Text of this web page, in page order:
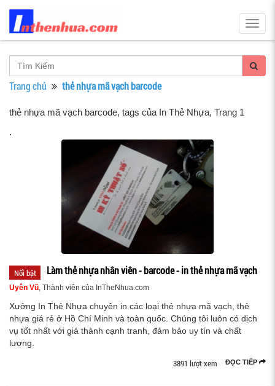
Trang chủ thẻ nhựa mã vạch barcode
thẻ nhựa mã vạch barcode, tags của In Thẻ Nhựa, Trang 1
.
Nổi bật Làm thẻ nhựa nhân viên - barcode - in thẻ nhựa mã vạch
Uyên Vũ, Thành viên của InTheNhua.com
Xưởng In Thẻ Nhựa chuyên in các loại thẻ nhựa mã vạch, thẻ
nhựa giá rẻ ở Hồ Chí Minh và toàn quốc. Chúng tôi luôn có dịch
vụ tốt nhất với giá thành cạnh tranh, đảm bảo uy tín và chất
lượng.
ĐỌC TIẾP
3891 lượt xem